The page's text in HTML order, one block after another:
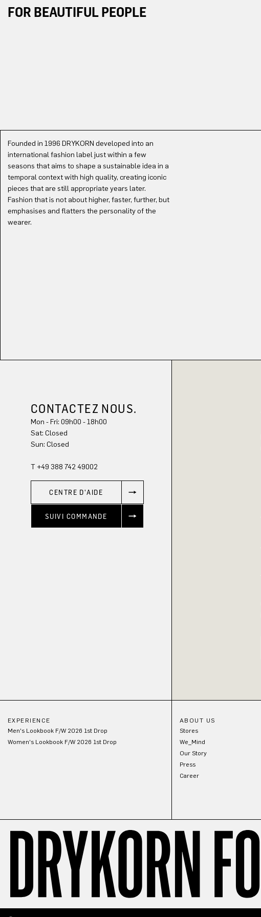
FOR BEAUTIFUL PEOPLE
Founded in 1996 DRYKORN developed into an
international fashion label just within a few
seasons that aims to shape a sustainable idea in a
temporal context with high quality, creating iconic
pieces that are still appropriate years later.
Fashion that is not about higher, faster, further, but
emphasises and flatters the personality of the
wearer.
CONTACTEZ NOUS.
Mon - Fri: 09h00 - 18h00
Sun: Closed
T +49 388 742 49002
CENTRE D'AIDE
SUIVI COMMANDE
EXPERIENCE
Men's Lookbook F/W 2026 1st Drop
Women's Lookbook F/W 2026 1st Drop
ABOUT US
Stores
We_Mind
Our Story
Press
Career